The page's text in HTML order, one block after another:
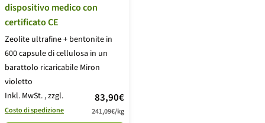
dispositivo medico con
certificato CE
Zeolite ultrafine + bentonite in
600 capsule di cellulosa in un
barattolo ricaricabile Miron
violetto
Inkl. MwSt. , zzgl.
Costo di spedizione
Prezzo
di
83,90€
241,09€/kg